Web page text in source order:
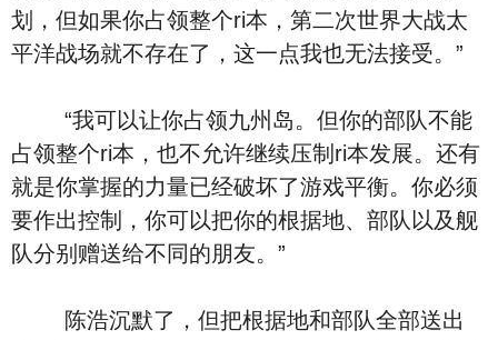
划，但如果你占领整个ri本，第二次世界大战太
平洋战场就不存在了，这一点我也无法接受。”
“我可以让你占领九州岛。但你的部队不能
占领整个ri本，也不允许继续压制ri本发展。还有
就是你掌握的力量已经破坏了游戏平衡。你必须
要作出控制，你可以把你的根据地、部队以及舰
队分别赠送给不同的朋友。”
陈浩沉默了，但把根据地和部队全部送出